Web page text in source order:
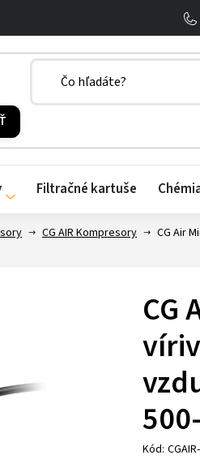
Filtračné kartuše
CG AIR Kompresory
CG Air
CG
Kód: